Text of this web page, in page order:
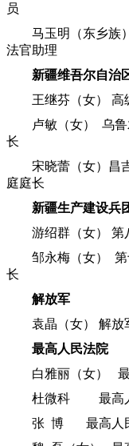
员
马玉明（东乡族）
法官助理
新疆维吾尔自治
王继芬（女） 高
卢敏（女） 乌鲁
长
宋晓蕾（女）昌吉
庭庭长
新疆生产建设兵
游绍群（女） 第
邹永梅（女） 第
长
解放军
袁晶（女） 解放
最高人民法院
白雅丽（女） 最
杜微科 最高人民
张 博 最高人民